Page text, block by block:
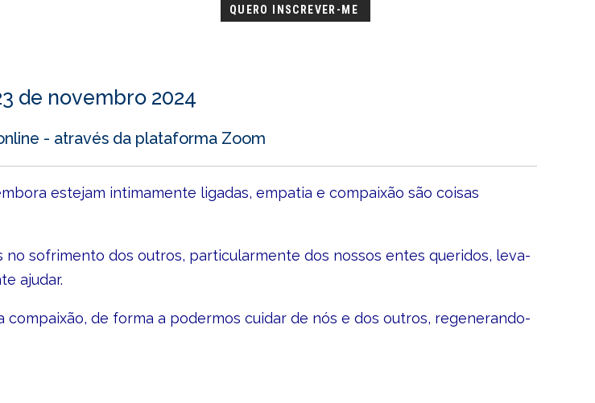
QUERO INSCREVER-ME
de novembro 2024
- através da plataforma Zoom
estejam intimamente ligadas, empatia e compaixão são coisas
sofrimento dos outros, particularmente dos nossos entes queridos, leva-
ajudar.
de forma a podermos cuidar de nós e dos outros, regenerando-